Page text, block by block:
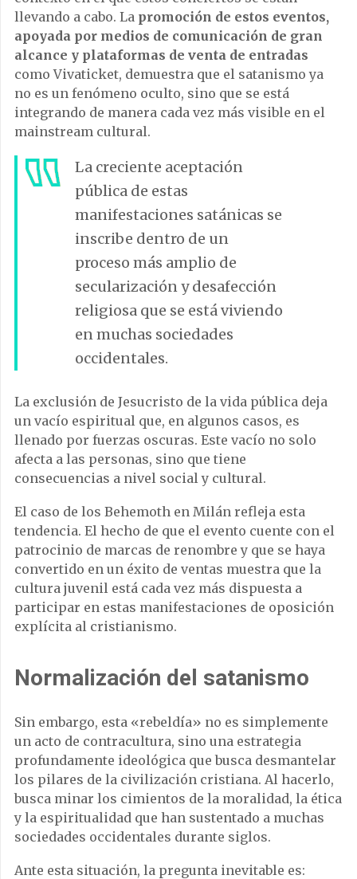
llevando a cabo. La promoción de estos eventos,
apoyada por medios de comunicación de gran
alcance y plataformas de venta de entradas
como Vivaticket, demuestra que el satanismo ya
no es un fenómeno oculto, sino que se está
integrando de manera cada vez más visible en el
mainstream cultural.
La creciente aceptación
pública de estas
manifestaciones satánicas se
inscribe dentro de un
proceso más amplio de
secularización y desafección
religiosa que se está viviendo
en muchas sociedades
occidentales.
La exclusión de Jesucristo de la vida pública deja
un vacío espiritual que, en algunos casos, es
llenado por fuerzas oscuras. Este vacío no solo
afecta a las personas, sino que tiene
consecuencias a nivel social y cultural.
El caso de los Behemoth en Milán refleja esta
tendencia. El hecho de que el evento cuente con el
patrocinio de marcas de renombre y que se haya
convertido en un éxito de ventas muestra que la
cultura juvenil está cada vez más dispuesta a
participar en estas manifestaciones de oposición
explícita al cristianismo.
Normalización del satanismo
Sin embargo, esta «rebeldía» no es simplemente
un acto de contracultura, sino una estrategia
profundamente ideológica que busca desmantelar
los pilares de la civilización cristiana. Al hacerlo,
busca minar los cimientos de la moralidad, la ética
y la espiritualidad que han sustentado a muchas
sociedades occidentales durante siglos.
Ante esta situación, la pregunta inevitable es: